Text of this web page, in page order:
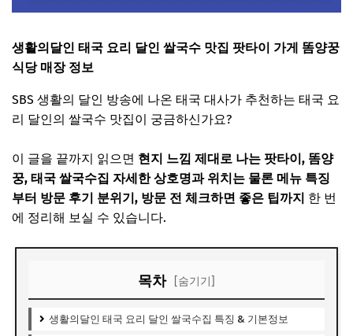
생활의달인 태국 요리 달인 쌀국수 맛집 팟타이 가게 똠양꿍
식당 매장 정보
SBS 생활의 달인 방송에 나온 태국 대사가 추천하는 태국 요
리 달인의 쌀국수 맛집이 궁금하신가요?
이 글을 끝까지 읽으면 현지 느낌 제대로 나는 팟타이, 똠양
꿍, 태국 쌀국수집 자세한 상호명과 위치는 물론 메뉴 특징
부터 방문 후기 분위기, 방문 전 체크하면 좋은 팁까지 한 번
에 정리해 보실 수 있습니다.
목차 [숨기기]
생활의달인 태국 요리 달인 쌀국수집 특징 & 기본정보